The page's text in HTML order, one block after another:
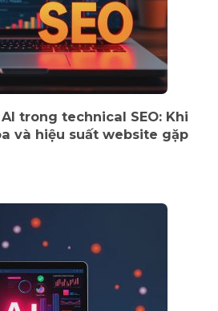
trong technical SEO: Khi
và hiệu suất website gặp